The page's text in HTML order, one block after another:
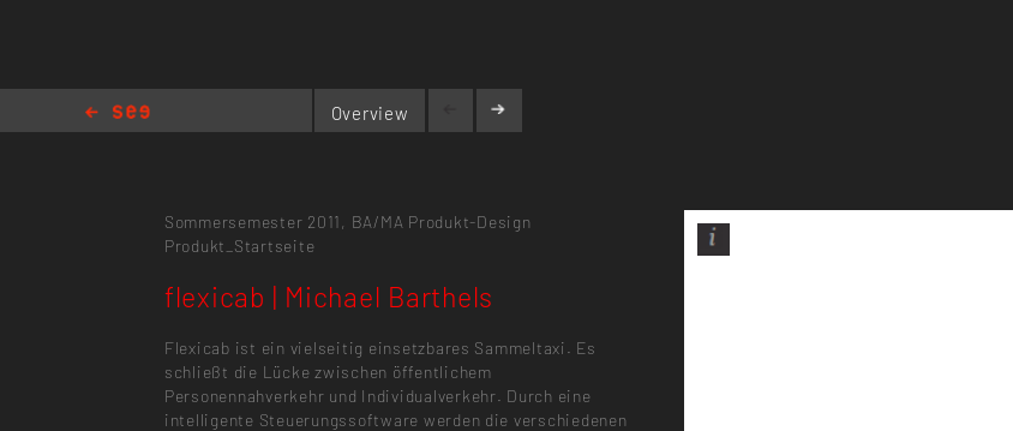
Overview
Sommersemester 2011, BA/MA Produkt-Design
Produkt_Startseite
flexicab | Michael Barthels
Flexicab ist ein vielseitig einsetzbares Sammeltaxi. Es
schließt die Lücke zwischen öffentlichem
Personennahverkehr und Individualverkehr. Durch eine
intelligente Steuerungssoftware werden die verschiedenen